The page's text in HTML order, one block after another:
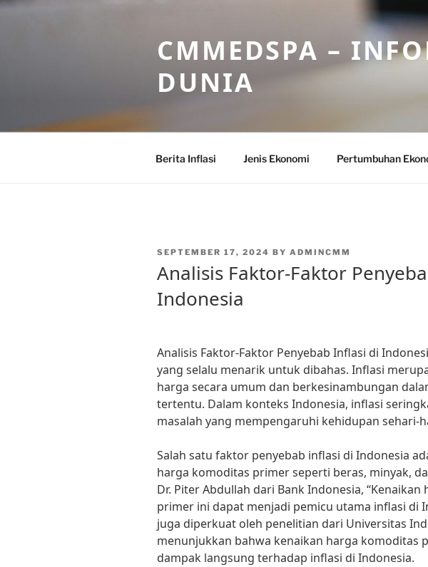
Skip
CMMEDSPA –
DUNIA
Berita Inflasi Jenis Ekonomi Pertumbuhan
POSTED
SEPTEMBER 17, 2024 BY ADMINCMM
Analisis Faktor-Faktor
Indonesia
Analisis Faktor-Faktor Penyebab Inflasi di
yang selalu menarik untuk dibahas. Inflasi
harga secara umum dan berkesinambungan
tertentu. Dalam konteks Indonesia, inflasi
masalah yang mempengaruhi kehidupan sehari-
Salah satu faktor penyebab inflasi di Indonesia
harga komoditas primer seperti beras, minyak,
Dr. Piter Abdullah dari Bank Indonesia,
primer ini dapat menjadi pemicu utama inflasi di
juga diperkuat oleh penelitian dari Universitas
menunjukkan bahwa kenaikan harga komoditas
dampak langsung terhadap inflasi di Indonesia.